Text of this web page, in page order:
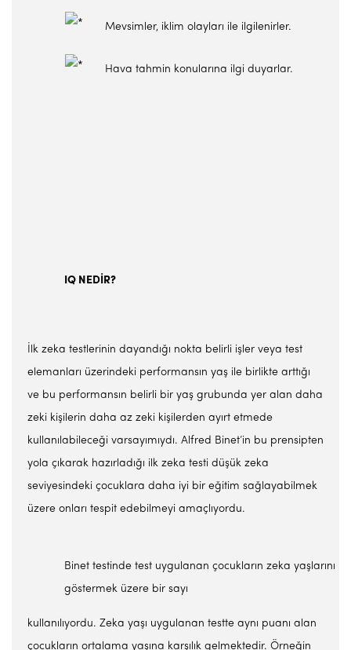
Mevsimler, iklim olayları ile ilgilenirler.
Hava tahmin konularına ilgi duyarlar.
IQ NEDİR?
İlk zeka testlerinin dayandığı nokta belirli işler veya test
elemanları üzerindeki performansın yaş ile birlikte arttığı
ve bu performansın belirli bir yaş grubunda yer alan daha
zeki kişilerin daha az zeki kişilerden ayırt etmede
kullanılabileceği varsayımıydı. Alfred Binet’in bu prensipten
yola çıkarak hazırladığı ilk zeka testi düşük zeka
seviyesindeki çocuklara daha iyi bir eğitim sağlayabilmek
üzere onları tespit edebilmeyi amaçlıyordu.
Binet testinde test uygulanan çocukların zeka yaşlarını
göstermek üzere bir sayı
kullanılıyordu. Zeka yaşı uygulanan testte aynı puanı alan
çocukların ortalama yaşına karşılık gelmektedir. Örneğin